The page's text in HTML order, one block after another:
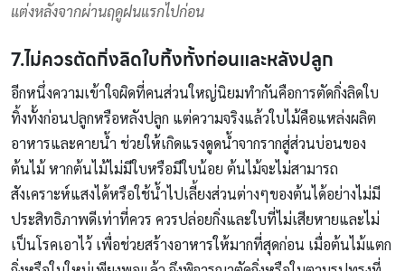
แต่งหลังจากผ่านฤดูฝนแรกไปก่อน
7.ไม่ควรตัดกิ่งลิดใบทิ้งทั้งก่อนและหลังปลูก
อีกหนึ่งความเข้าใจผิดที่คนส่วนใหญ่นิยมทำกันคือการตัดกิ่งลิดใบ
ทิ้งทั้งก่อนปลูกหรือหลังปลูก แต่ความจริงแล้วใบไม้คือแหล่งผลิต
อาหารและคายน้ำ ช่วยให้เกิดแรงดูดน้ำจากรากสู่ส่วนบ่อนของ
ต้นไม้ หากต้นไม้ไม่มีใบหรือมีใบน้อย ต้นไม้จะไม่สามารถ
สังเคราะห์แสงได้หรือใช้น้ำไปเลี้ยงส่วนต่างๆของต้นได้อย่างไม่มี
ประสิทธิภาพดีเท่าที่ควร ควรปล่อยกิ่งและใบที่ไม่เสียหายและไม่
เป็นโรคเอาไว้ เพื่อช่วยสร้างอาหารให้มากที่สุดก่อน เมื่อต้นไม้แตก